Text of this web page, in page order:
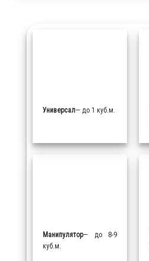
Универсал— до 1 куб.м.
Манипулятор— до 8-9
куб.м.